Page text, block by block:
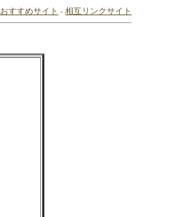
おすすめサイト -相互リンクサイト